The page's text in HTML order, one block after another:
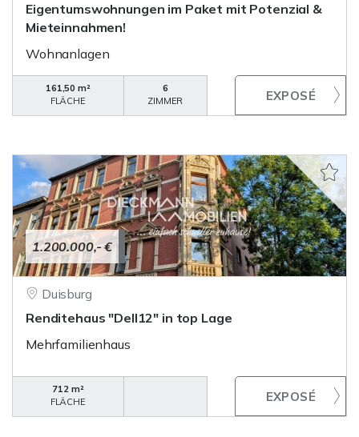
Eigentumswohnungen im Paket mit Potenzial &
Mieteinnahmen!
Wohnanlagen
161,50 m²
FLÄCHE
6
ZIMMER
1.200.000,- €
Duisburg
Renditehaus "Dell12" in top Lage
Mehrfamilienhaus
712 m²
FLÄCHE